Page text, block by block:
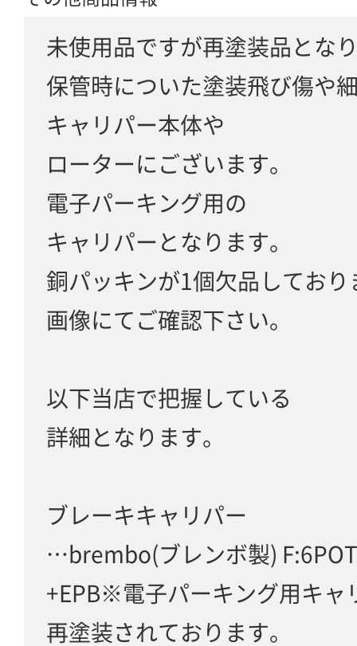
未使用品ですが再塗装品とな
保管時についた塗装飛び傷や
キャリパー本体や
ローターにございます。
電子パーキング用の
キャリパーとなります。
銅パッキンが1個欠品しており
画像にてご確認下さい。
以下当店で把握している
詳細となります。
ブレーキキャリパー
…brembo(ブレンボ製)
+EPB※電子パーキング用キャ
再塗装されております。